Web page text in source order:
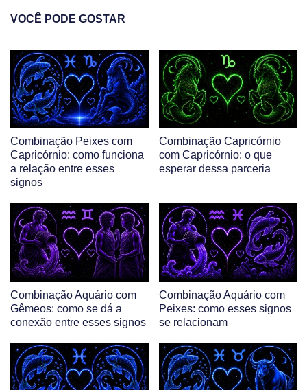
VOCÊ PODE GOSTAR
Combinação Peixes com
Capricórnio: como funciona
a relação entre esses
signos
Combinação Capricórnio
com Capricórnio: o que
esperar dessa parceria
Combinação Aquário com
Gêmeos: como se dá a
conexão entre esses signos
Combinação Aquário com
Peixes: como esses signos
se relacionam